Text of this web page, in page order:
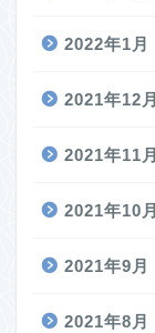
2022年1月
2021年12月
2021年11月
2021年10月
2021年9月
2021年8月